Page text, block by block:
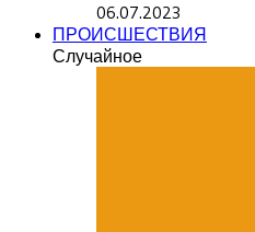
06.07.2023
ПРОИСШЕСТВИЯ
Случайное